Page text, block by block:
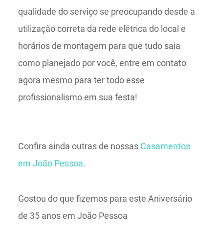
qualidade do serviço se preocupando desde a
utilização correta da rede elétrica do local e
horários de montagem para que tudo saia
como planejado por você, entre em contato
agora mesmo para ter todo esse
profissionalismo em sua festa!
Confira ainda outras de nossas Casamentos
em João Pessoa.
Gostou do que fizemos para este Aniversário
de 35 anos em João Pessoa